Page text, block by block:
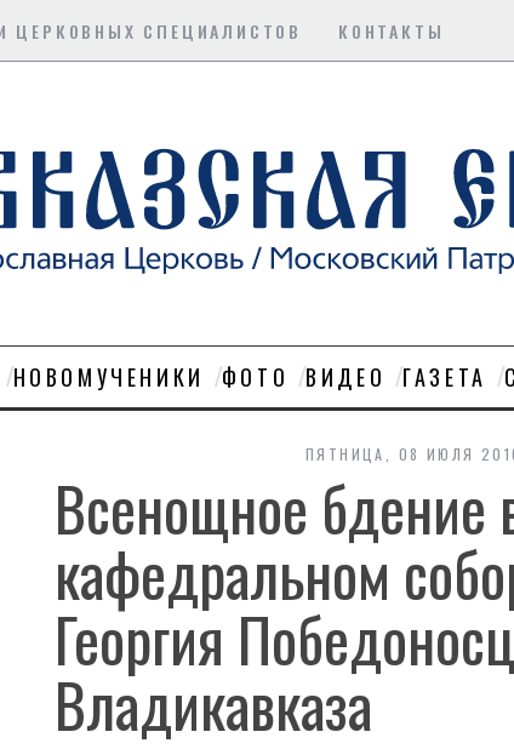
ЦЕРКОВНЫХ СПЕЦИАЛИСТОВ КОНТАКТЫ
НОВОМУЧЕНИКИ ФОТО ВИДЕО ГАЗЕТА
ПЯТНИЦА, 08 ИЮЛЯ
Всенощное бдение
кафедральном
Георгия
Владикавказа